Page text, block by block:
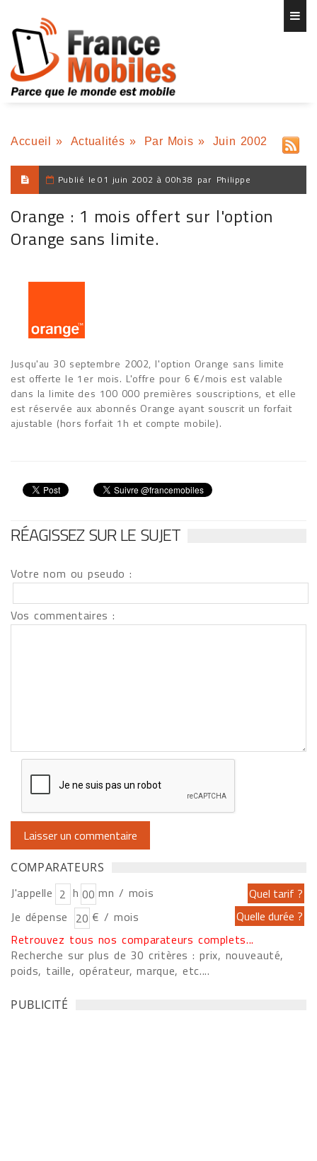
Accueil » Actualités » Par Mois » Juin 2002
Publié le 01 juin 2002 à 00h38 par Philippe
Orange : 1 mois offert sur l'option
Orange sans limite.
Jusqu'au 30 septembre 2002, l'option Orange sans limite
est offerte le 1er mois. L'offre pour 6 €/mois est valable
dans la limite des 100 000 premières souscriptions, et elle
est réservée aux abonnés Orange ayant souscrit un forfait
ajustable (hors forfait 1h et compte mobile).
RÉAGISSEZ SUR LE SUJET
Votre nom ou pseudo :
Vos commentaires :
COMPARATEURS
J'appelle h
mn / mois
Je dépense
€ / mois
Retrouvez tous nos comparateurs complets...
Recherche sur plus de 30 critères : prix, nouveauté,
poids, taille, opérateur, marque, etc....
PUBLICITÉ